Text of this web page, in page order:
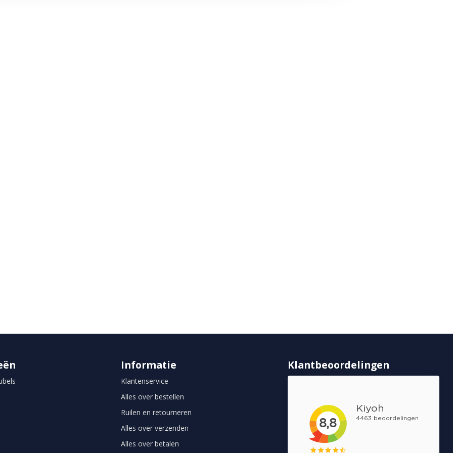
Informatie
Klantenservice
Alles over bestellen
Ruilen en retourneren
Alles over verzenden
Alles over betalen
Klantbeoordelingen